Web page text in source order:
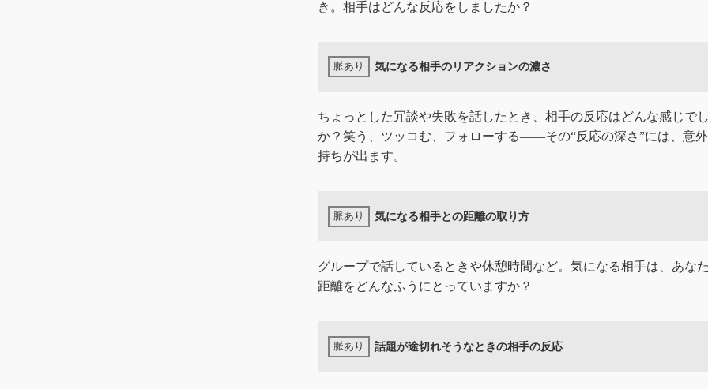
き。相手はどんな反応をしましたか？
気になる相手のリアクションの濃さ
ちょっとした冗談や失敗を話したとき、相手の反応はどんな感じで
か？笑う、ツッコむ、フォローする——その“反応の深さ”には、意
持ちが出ます。
気になる相手との距離の取り方
グループで話しているときや休憩時間など。気になる相手は、あな
距離をどんなふうにとっていますか？
話題が途切れそうなときの相手の反応